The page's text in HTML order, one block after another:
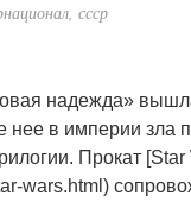
, ссср
надежда»
нее в империи зла
Прокат [Star
wars.html)